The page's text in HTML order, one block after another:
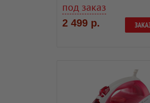
под заказ
2 499 р.